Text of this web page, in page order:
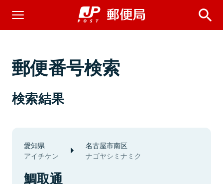
郵便番号検索
検索結果
愛知県
アイチケン
名古屋市南区
ナゴヤシミナミク
鯛取通